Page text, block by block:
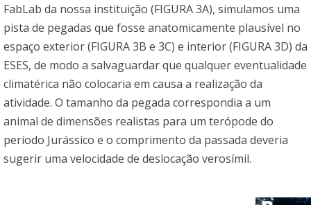
FabLab da nossa instituição (FIGURA 3A), simulamos uma
pista de pegadas que fosse anatomicamente plausível no
espaço exterior (FIGURA 3B e 3C) e interior (FIGURA 3D) da
ESES, de modo a salvaguardar que qualquer eventualidade
climatérica não colocaria em causa a realização da
atividade. O tamanho da pegada correspondia a um
animal de dimensões realistas para um terópode do
período Jurássico e o comprimento da passada deveria
sugerir uma velocidade de deslocação verosímil.